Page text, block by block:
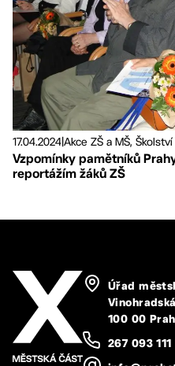
17.04.2024Akce ZŠ a MŠ, Školství
Vzpomínky pamětníků
reportážím žáků ZŠ
Úřad
100 00
267 093 111